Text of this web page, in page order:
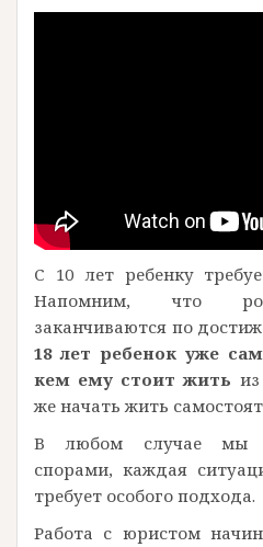
С 10 лет ребенку
Напомним, что
заканчиваются по
18 лет ребенок уже
кем ему стоит жить
же начать жить
В любом случае мы
спорами, каждая
требует особого подхода.
Работа с юристом